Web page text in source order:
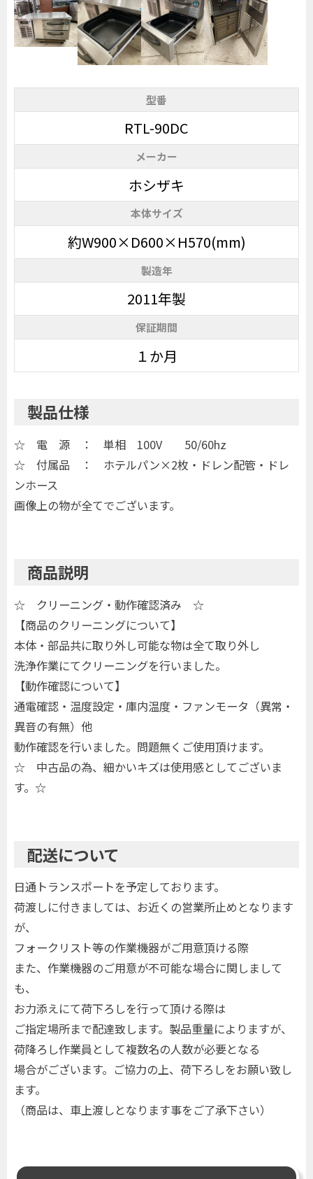
型番
RTL-90DC
メーカー
ホシザキ
本体サイズ
約W900×D600×H570(mm)
製造年
2011年製
保証期間
１か月
製品仕様
☆ 電 源 ： 単相 100V 50/60hz
☆ 付属品 ： ホテルパン×2枚・ドレン配管・ドレ
ンホース
画像上の物が全てでございます。
商品説明
☆ クリーニング・動作確認済み ☆
【商品のクリーニングについて】
本体・部品共に取り外し可能な物は全て取り外し
洗浄作業にてクリーニングを行いました。
【動作確認について】
通電確認・温度設定・庫内温度・ファンモータ（異常・
異音の有無）他
動作確認を行いました。問題無くご使用頂けます。
☆ 中古品の為、細かいキズは使用感としてございま
す。☆
配送について
日通トランスポートを予定しております。
荷渡しに付きましては、お近くの営業所止めとなります
が、
フォークリスト等の作業機器がご用意頂ける際
また、作業機器のご用意が不可能な場合に関しまして
も、
お力添えにて荷下ろしを行って頂ける際は
ご指定場所まで配達致します。製品重量によりますが、
荷降ろし作業員として複数名の人数が必要となる
場合がございます。ご協力の上、荷下ろしをお願い致し
ます。
（商品は、車上渡しとなります事をご了承下さい）